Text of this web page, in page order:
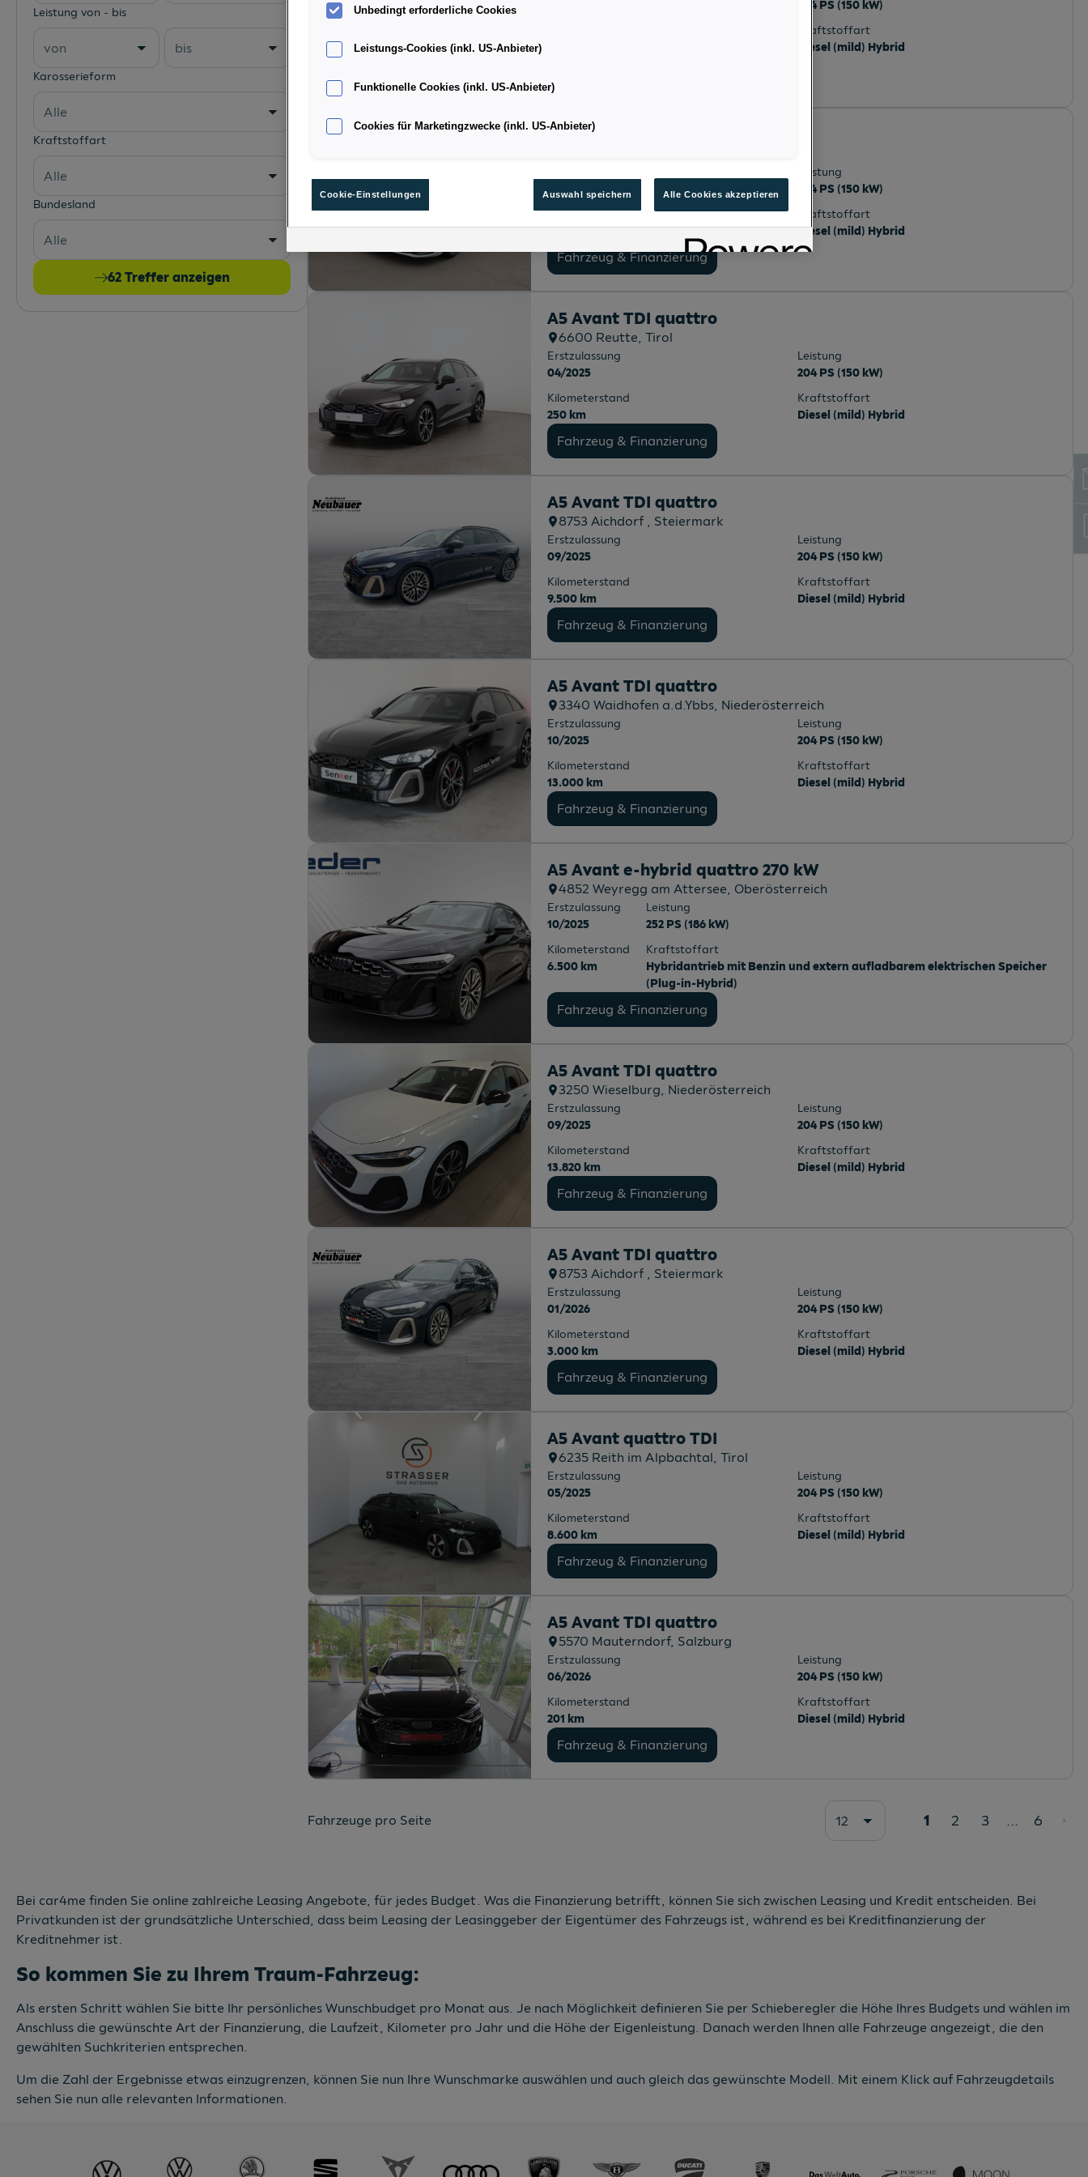
Leistung von - bis
von bis
Karosserieform
Alle
Kraftstoffart
Alle
Bundesland
Alle
62 Treffer anzeigen
204 PS (150 kW)
Kraftstoffart
Diesel (mild) Hybrid
A5 Avant TDI quattro
03/2026
Leistung
204 PS (150 kW)
Kilometerstand
9.576 km
Kraftstoffart
Diesel (mild) Hybrid
Fahrzeug & Finanzierung
A5 Avant TDI quattro
6600 Reutte, Tirol
Erstzulassung
04/2025
Leistung
204 PS (150 kW)
Kilometerstand
250 km
Kraftstoffart
Diesel (mild) Hybrid
Fahrzeug & Finanzierung
A5 Avant TDI quattro
8753 Aichdorf , Steiermark
Erstzulassung
09/2025
Leistung
204 PS (150 kW)
Kilometerstand
9.500 km
Kraftstoffart
Diesel (mild) Hybrid
Fahrzeug & Finanzierung
A5 Avant TDI quattro
3340 Waidhofen a.d.Ybbs, Niederösterreich
Erstzulassung
10/2025
Leistung
204 PS (150 kW)
Kilometerstand
13.000 km
Kraftstoffart
Diesel (mild) Hybrid
Fahrzeug & Finanzierung
A5 Avant e-hybrid quattro 270 kW
4852 Weyregg am Attersee, Oberösterreich
Erstzulassung
10/2025
Leistung
252 PS (186 kW)
Kilometerstand
6.500 km
Kraftstoffart
Hybridantrieb mit Benzin und extern aufladbarem elektrischen Speicher
(Plug-in-Hybrid)
Fahrzeug & Finanzierung
A5 Avant TDI quattro
3250 Wieselburg, Niederösterreich
Erstzulassung
09/2025
Leistung
204 PS (150 kW)
Kilometerstand
13.820 km
Kraftstoffart
Diesel (mild) Hybrid
Fahrzeug & Finanzierung
A5 Avant TDI quattro
8753 Aichdorf , Steiermark
Erstzulassung
01/2026
Leistung
204 PS (150 kW)
Kilometerstand
3.000 km
Kraftstoffart
Diesel (mild) Hybrid
Fahrzeug & Finanzierung
A5 Avant quattro TDI
6235 Reith im Alpbachtal, Tirol
Erstzulassung
05/2025
Leistung
204 PS (150 kW)
Kilometerstand
8.600 km
Kraftstoffart
Diesel (mild) Hybrid
Fahrzeug & Finanzierung
A5 Avant TDI quattro
5570 Mauterndorf, Salzburg
Erstzulassung
06/2026
Leistung
204 PS (150 kW)
Kilometerstand
201 km
Kraftstoffart
Diesel (mild) Hybrid
Fahrzeug & Finanzierung
Fahrzeuge pro Seite 12 1 2 3 ... 6
Bei car4me finden Sie online zahlreiche Leasing Angebote, für jedes Budget. Was die Finanzierung betrifft, können Sie sich zwischen Leasing und Kredit entscheiden. Bei
Privatkunden ist der grundsätzliche Unterschied, dass beim Leasing der Leasinggeber der Eigentümer des Fahrzeugs ist, während es bei Kreditfinanzierung der
Kreditnehmer ist.
So kommen Sie zu Ihrem Traum-Fahrzeug:
Als ersten Schritt wählen Sie bitte Ihr persönliches Wunschbudget pro Monat aus. Je nach Möglichkeit definieren Sie per Schieberegler die Höhe Ihres Budgets und wählen im
Anschluss die gewünschte Art der Finanzierung, die Laufzeit, Kilometer pro Jahr und die Höhe der Eigenleistung. Danach werden Ihnen alle Fahrzeuge angezeigt, die den
gewählten Suchkriterien entsprechen.
Um die Zahl der Ergebnisse etwas einzugrenzen, können Sie nun Ihre Wunschmarke auswählen und auch gleich das gewünschte Modell. Mit einem Klick auf Fahrzeugdetails
sehen Sie nun alle relevanten Informationen.
Unbedingt erforderliche Cookies
Leistungs-Cookies (inkl. US-Anbieter)
Funktionelle Cookies (inkl. US-Anbieter)
Cookies für Marketingzwecke (inkl. US-Anbieter)
Cookie-Einstellungen Auswahl speichern Alle Cookies akzeptieren